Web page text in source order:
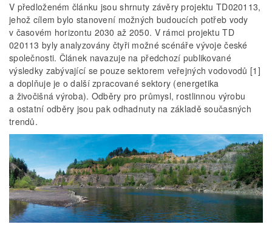
V předloženém článku jsou shrnuty závěry projektu TD020113,
jehož cílem bylo stanovení možných budoucích potřeb vody
v časovém horizontu 2030 až 2050. V rámci projektu TD
020113 byly analyzovány čtyři možné scénáře vývoje české
společnosti. Článek navazuje na předchozí publikované
výsledky zabývající se pouze sektorem veřejných vodovodů [1]
a doplňuje je o další zpracované sektory (energetika
a živočišná výroba). Odběry pro průmysl, rostlinnou výrobu
a ostatní odběry jsou pak odhadnuty na základě současných
trendů.